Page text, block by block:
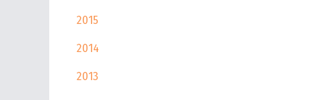
2015
2014
2013